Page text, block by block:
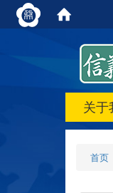
关于
首页